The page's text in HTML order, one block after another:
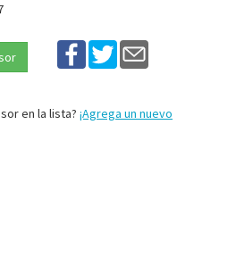
en la lista? ¡Agrega un nuevo